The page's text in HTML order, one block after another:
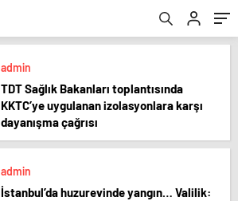
admin
TDT Sağlık Bakanları toplantısında
KKTC’ye uygulanan izolasyonlara karşı
dayanışma çağrısı
admin
İstanbul’da huzurevinde yangın… Valilik: